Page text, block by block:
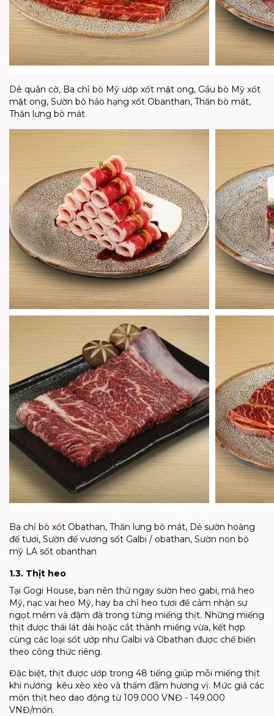
Dê quân cờ, Ba chỉ bò Mỹ ướp xốt mật ong, Gầu bò Mỹ xốt
mật ong, Sườn bò hảo hạng xốt Obanthan, Thăn bò mát,
Thăn lưng bò mát
Ba chỉ bò xốt Obathan, Thăn lưng bò mát, Dẻ sườn hoàng
đế tươi, Sườn đế vương sốt Galbi / obathan, Sườn non bò
mỹ LA sốt obanthan
1.3. Thịt heo
Tại Gogi House, bạn nên thử ngay sườn heo gabi, má heo
Mỹ, nạc vai heo Mỹ, hay ba chỉ heo tươi để cảm nhận sự
ngọt mềm và đậm đà trong từng miếng thịt. Những miếng
thịt được thái lát dài hoặc cắt thành miếng vừa, kết hợp
cùng các loại sốt ướp như Galbi và Obathan được chế biến
theo công thức riêng.
Đặc biệt, thịt được ướp trong 48 tiếng giúp mỗi miếng thịt
khi nướng kêu xèo xèo và thấm đẫm hương vị. Mức giá các
món thịt heo dao động từ 109.000 VNĐ - 149.000
VNĐ/món.